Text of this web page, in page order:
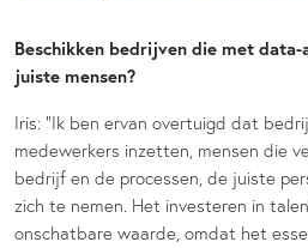
Beschikken bedrijven die met
juiste mensen?
Iris: “Ik ben ervan overtuigd dat
medewerkers inzetten, mensen die
bedrijf en de processen, de juiste
zich te nemen. Het investeren in
onschatbare waarde, omdat het